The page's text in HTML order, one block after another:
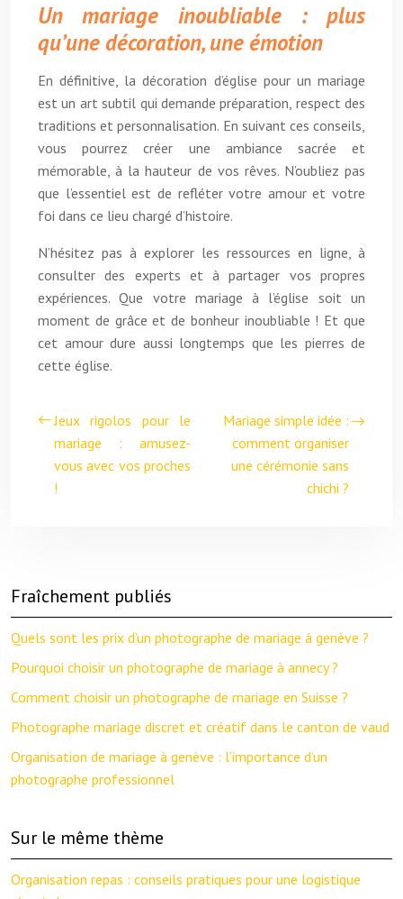
Un mariage inoubliable : plus
qu’une décoration, une émotion
En définitive, la décoration d’église pour un mariage
est un art subtil qui demande préparation, respect des
traditions et personnalisation. En suivant ces conseils,
vous pourrez créer une ambiance sacrée et
mémorable, à la hauteur de vos rêves. N’oubliez pas
que l’essentiel est de refléter votre amour et votre
foi dans ce lieu chargé d’histoire.
N’hésitez pas à explorer les ressources en ligne, à
consulter des experts et à partager vos propres
expériences. Que votre mariage à l’église soit un
moment de grâce et de bonheur inoubliable ! Et que
cet amour dure aussi longtemps que les pierres de
cette église.
Jeux rigolos pour le
mariage : amusez-
vous avec vos proches
!
Mariage simple idée :
comment organiser
une cérémonie sans
chichi ?
Fraîchement publiés
Quels sont les prix d’un photographe de mariage à genève ?
Pourquoi choisir un photographe de mariage à annecy ?
Comment choisir un photographe de mariage en Suisse ?
Photographe mariage discret et créatif dans le canton de vaud
Organisation de mariage à genève : l’importance d’un
photographe professionnel
Sur le même thème
Organisation repas : conseils pratiques pour une logistique